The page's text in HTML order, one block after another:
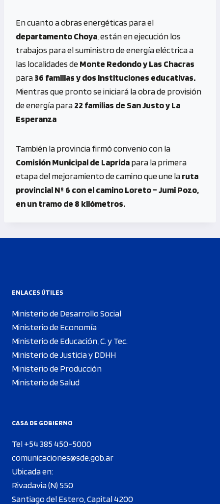
En cuanto a obras energéticas para el
departamento Choya , están en ejecución los
trabajos para el suministro de energía eléctrica a
las localidades deMonte Redondo y Las Chacras
para36 familias y dos instituciones educativas.
Mientras que pronto se iniciará la obra de provisión
de energía para22 familias de San Justo y La
Esperanza
También la provincia firmó convenio con la
Comisión Municipal de Lapridapara la primera
etapa del mejoramiento de camino que une laruta
provincial Nº 6 con el camino Loreto – Jumi Pozo,
en un tramo de 8 kilómetros.
ENLACES ÚTILES
Ministerio de Desarrollo Social
Ministerio de Economía
Ministerio de Educación, C. y Tec.
Ministerio de Justicia y DDHH
Ministerio de Producción
Ministerio de Salud
CASA DE GOBIERNO
Tel +54 385 450-5000
comunicaciones@sde.gob.ar
Ubicada en:
Rivadavia (N) 550
Santiago del Estero, Capital 4200